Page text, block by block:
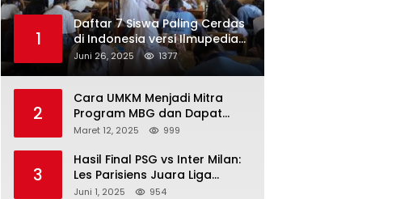
1
Daftar 7 Siswa Paling Cerdas
di Indonesia versi Ilmupedia
Tryout UTBK 2025
Juni 26, 2025 1377
2
Cara UMKM Menjadi Mitra
Program MBG dan Dapat
Modal Hingga Rp500 Juta
Maret 12, 2025 999
3
Hasil Final PSG vs Inter Milan:
Les Parisiens Juara Liga
Champions 2025 usai Bantai il
Juni 1, 2025 954